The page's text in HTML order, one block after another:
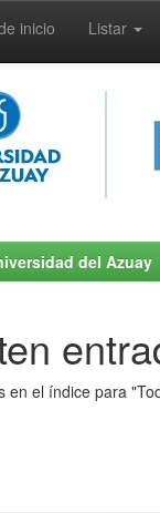
inicio Listar
del Azuay
en el índice para